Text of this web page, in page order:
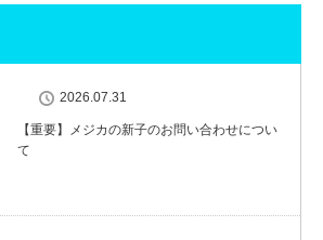
2026.07.31
【重要】メジカの新子のお問い合わせについ
て